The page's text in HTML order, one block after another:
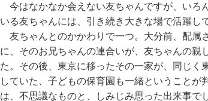
今はなかなか会えない友ちゃんですが、いろ
いる友ちゃんには、引き続き大きな場で活躍し
友ちゃんとのかかわりで一つ。大分前、配属
に、そのお兄ちゃんの連合いが、友ちゃんの親
た。その後、東京に移ったその一家が、同じく
していた、子どもの保育園も一緒ということが
は、不思議なものと、しみじみ思った出来事で